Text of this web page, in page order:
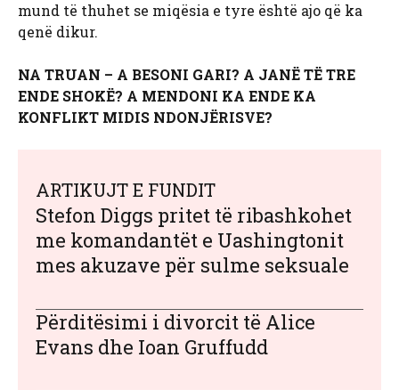
mund të thuhet se miqësia e tyre është ajo që ka
qenë dikur.
NA TRUAN – A BESONI GARI? A JANË TË TRE
ENDE SHOKË? A MENDONI KA ENDE KA
KONFLIKT MIDIS NDONJËRISVE?
ARTIKUJT E FUNDIT
Stefon Diggs pritet të ribashkohet
me komandantët e Uashingtonit
mes akuzave për sulme seksuale
Përditësimi i divorcit të Alice
Evans dhe Ioan Gruffudd